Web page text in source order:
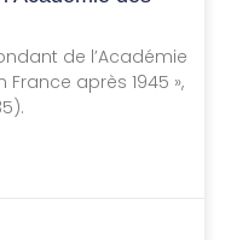
de l’Académie
après 1945 »,